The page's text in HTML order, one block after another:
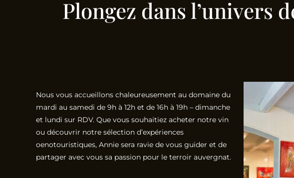
Plongez dans l’univers
Nous vous accueillons chaleureusement au domaine du
mardi au samedi de 9h à 12h et de 16h à 19h – dimanche
et lundi sur RDV. Que vous souhaitiez acheter notre vin
ou découvrir notre sélection d’expériences
oenotouristiques, Annie sera ravie de vous guider et de
partager avec vous sa passion pour le terroir auvergnat.